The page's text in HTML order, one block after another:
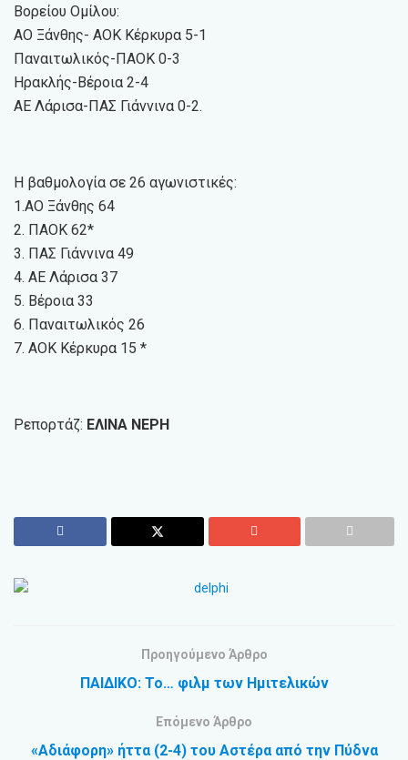
Βορείου Ομίλου:
ΑΟ Ξάνθης- ΑΟΚ Κέρκυρα 5-1
Παναιτωλικός-ΠΑΟΚ 0-3
Ηρακλής-Βέροια 2-4
ΑΕ Λάρισα-ΠΑΣ Γιάννινα 0-2.
Η βαθμολογία σε 26 αγωνιστικές:
1.ΑΟ Ξάνθης 64
2. ΠΑΟΚ 62*
3. ΠΑΣ Γιάννινα 49
4. ΑΕ Λάρισα 37
5. Βέροια 33
6. Παναιτωλικός 26
7. ΑΟΚ Κέρκυρα 15 *
Ρεπορτάζ: ΕΛΙΝΑ ΝΕΡΗ
Προηγούμενο Άρθρο
ΠΑΙΔΙΚΟ: Το… φιλμ των Ημιτελικών
Επόμενο Άρθρο
«Αδιάφορη» ήττα (2-4) του Αστέρα από την Πύδνα